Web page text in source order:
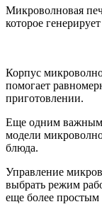
Микроволновая
которое
Корпус
помогает
приготовлении.
Еще одним важным
модели
блюда.
Управление
выбрать режим
еще более